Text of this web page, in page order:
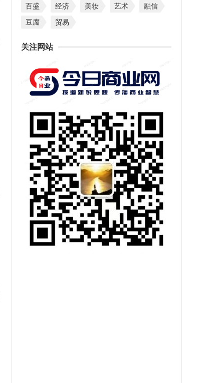
百盛
经济 美妆 艺术
融信
豆腐
贸易
关注网站